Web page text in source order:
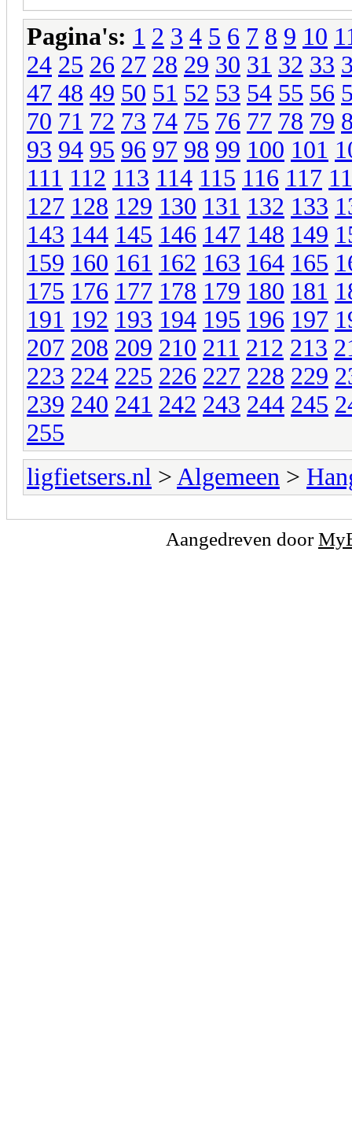
Pagina's: 1 2 3 4 5 6 7 8 9 10
24 25 26 27 28 29 30 31 32 33
47 48 49 50 51 52 53 54 55 56
70 71 72 73 74 75 76 77 78 79
93 94 95 96 97 98 99 100 101
111 112 113 114 115 116 117
127 128 129 130 131 132 133
143 144 145 146 147 148 149
159 160 161 162 163 164 165
175 176 177 178 179 180 181
191 192 193 194 195 196 197
207 208 209 210 211 212 213
223 224 225 226 227 228 229
239 240 241 242 243 244 245
255
ligfietsers.nl > Algemeen >
Aangedreven door